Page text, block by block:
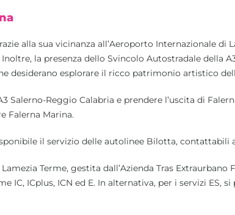
alla sua vicinanza all’Aeroporto Internazionale di
la presenza dello Svincolo Autostradale della
desiderano esplorare il ricco patrimonio artistico
Salerno-Reggio Calabria e prendere l’uscita di
Falerna Marina.
il servizio delle autolinee Bilotta, contattabili
Terme, gestita dall’Azienda Tras Extraurbano
IC, ICplus, ICN ed E. In alternativa, per i servizi ES,